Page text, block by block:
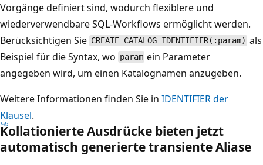
Vorgänge definiert sind, wodurch flexiblere und
wiederverwendbare SQL-Workflows ermöglicht werden.
Berücksichtigen Sie CREATE CATALOG IDENTIFIER(:param) als
Beispiel für die Syntax, wo param ein Parameter
angegeben wird, um einen Katalognamen anzugeben.
Weitere Informationen finden Sie in IDENTIFIER der
Klausel.
Kollationierte Ausdrücke bieten jetzt
automatisch generierte transiente Aliase